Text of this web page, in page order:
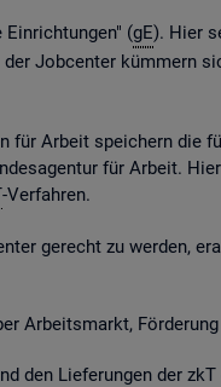
(gE). Hier
Job­cen­ter küm­mern
für Ar­beit spei­chern die
für Ar­beit.
-Ver­fah­ren.
ge­recht zu wer­den,
Ar­beits­markt,
den Lie­fe­run­gen der